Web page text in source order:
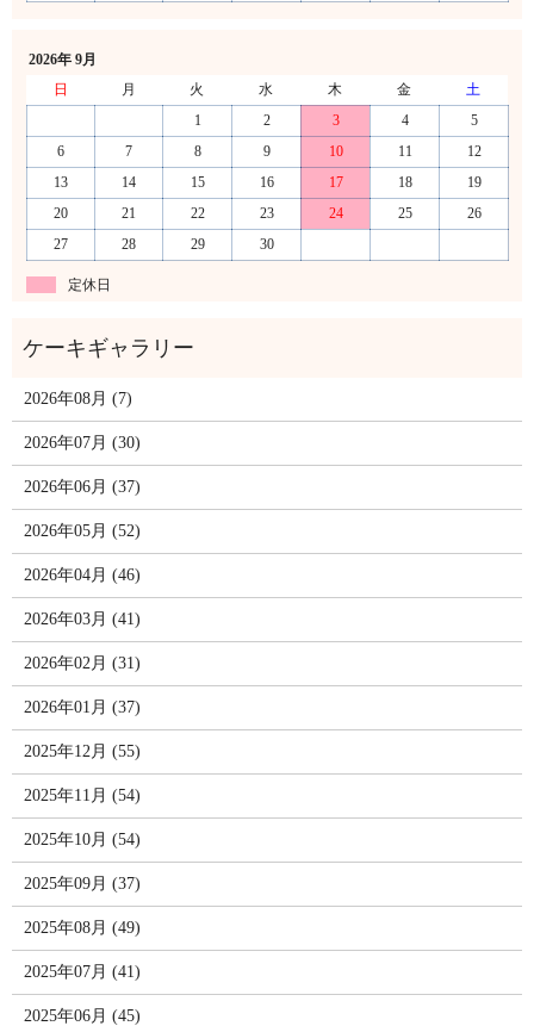
2026年 9月
日
月 火 水 木 金
土
1
2 3 4
5
6
7 8 9 10 11
12
13
14 15 16 17 18
19
20
21 22 23 24 25
26
27
28 29 30
定休日
2026年08月 (7)
2026年07月 (30)
2026年06月 (37)
2026年05月 (52)
2026年04月 (46)
2026年03月 (41)
2026年02月 (31)
2026年01月 (37)
2025年12月 (55)
2025年11月 (54)
2025年10月 (54)
2025年09月 (37)
2025年08月 (49)
2025年07月 (41)
2025年06月 (45)